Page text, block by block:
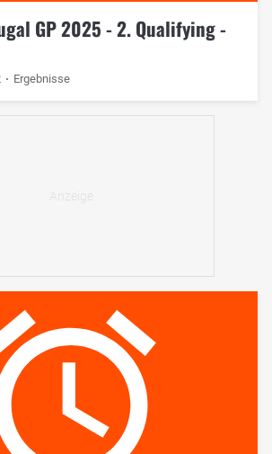
GP 2025 - 2. Qualifying -
Ergebnisse